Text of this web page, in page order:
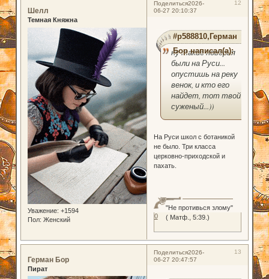
Поделиться 12
2026-
06-27 20:10:37
Шелл
Темная Княжна
Уважение: +1594
Пол: Женский
#p588810,Герман
Бор написал(а):
ну такие поверья
были на Руси...
опустишь на реку
венок, и кто его
найдет, тот твой
суженый...))
На Руси школ с ботаникой
не было. Три класса
церковно-приходской и
пахать.
"Не противься злому"
( Матф., 5:39.)
0
Поделиться 13
2026-
06-27 20:47:57
Герман Бор
Пират